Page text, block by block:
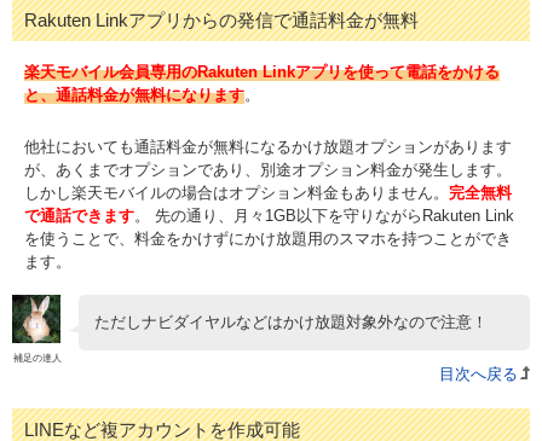
Rakuten Linkアプリからの発信で通話料金が無料
楽天モバイル会員専用のRakuten Linkアプリを使って電話をかける
と、通話料金が無料になります。
他社においても通話料金が無料になるかけ放題オプションがあります
が、あくまでオプションであり、別途オプション料金が発生します。
しかし楽天モバイルの場合はオプション料金もありません。 完全無料
で通話できます。 先の通り、月々1GB以下を守りながらRakuten Link
を使うことで、料金をかけずにかけ放題用のスマホを持つことができ
ます。
ただしナビダイヤルなどはかけ放題対象外なので注意！
補足の達人
目次へ戻る
LINEなど複アカウントを作成可能